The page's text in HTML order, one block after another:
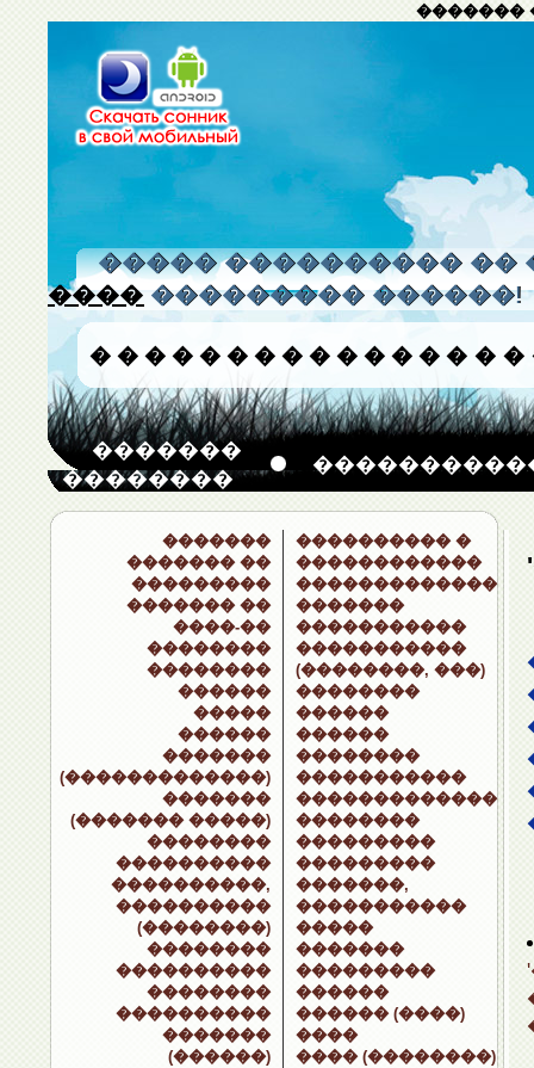
�������
����� ���������� ��
���� ��������� ������!
� � � � � � � � � � � � � � � �
�������
��������
�������
������� ��
���������
������� ��
����-��
��������
��������
������
�����
������
�������
(�������������)
�������
(������� �����)
��������
����������
����������,
����������
(��������)
��������
����������
��������
����������
�������
(������)
���������� �
������������
�������������
�������
�����������
�����������
(��������, ���)
��������
������
������
��������
�����������
�������������
��������
���������
���������
�������,
�����������
�����
�������
���������
������
������ (����)
����
���� (��������)